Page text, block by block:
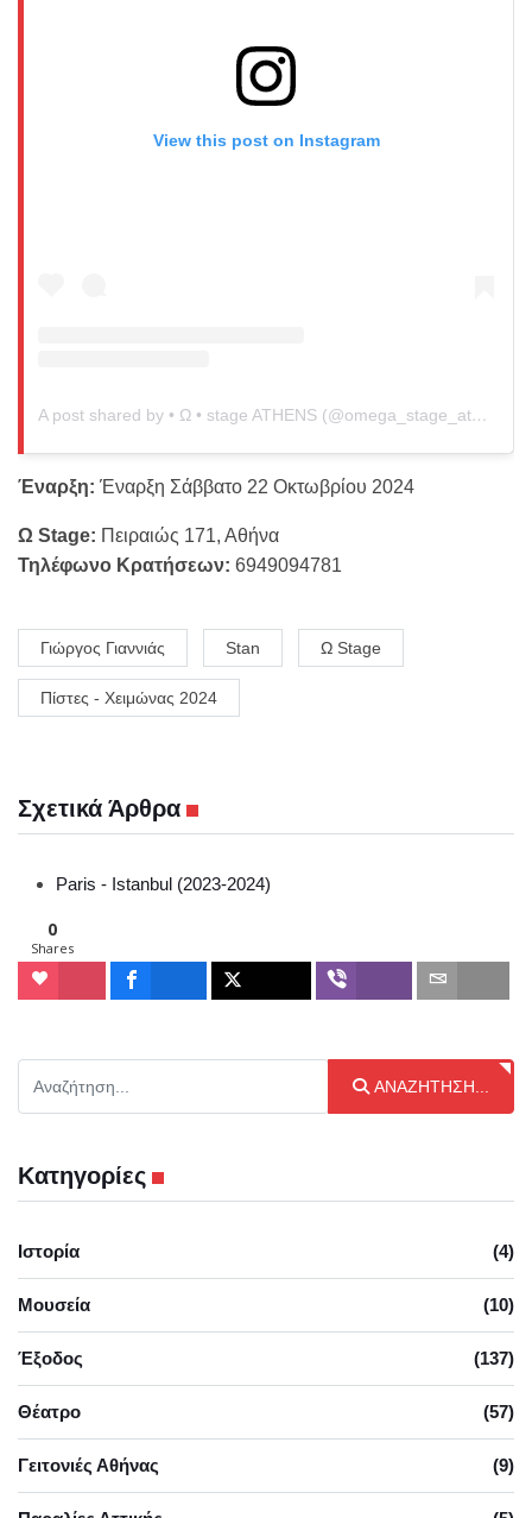
ΑΝΑΖΉΤΗΣΗ...
Κατηγορίες
Ιστορία (4)
Μουσεία (10)
Έξοδος (137)
Θέατρο (57)
Γειτονιές Αθήνας (9)
View this post on Instagram
A post shared by • Ω • stage ATHENS (@omega_stage_athens)
Έναρξη: Έναρξη Σάββατο 22 Οκτωβρίου 2024
Ω Stage: Πειραιώς 171, Αθήνα
Τηλέφωνο Κρατήσεων: 6949094781
Γιώργος Γιαννιάς Stan Ω Stage
Πίστες - Χειμώνας 2024
Σχετικά Άρθρα
Paris - Istanbul (2023-2024)
0
Shares